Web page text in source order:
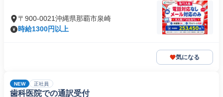
〒900-0021沖縄県那覇市泉崎
時給1300円以上
気になる
NEW 正社員
歯科医院での通訳受付